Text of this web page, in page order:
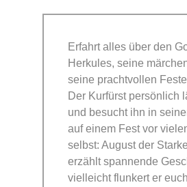
Erfahrt alles über den
Herkules, seine
seine prachtvollen
Der Kurfürst persönlich
und besucht ihn in
auf einem Fest vor
selbst: August der
erzählt spannende
vielleicht flunkert er